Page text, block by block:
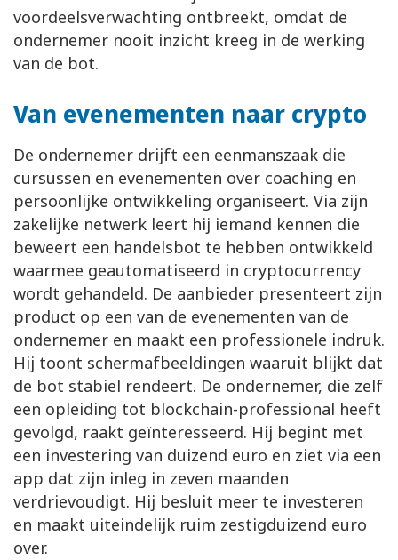
voordeelsverwachting ontbreekt, omdat de
ondernemer nooit inzicht kreeg in de werking
van de bot.
Van evenementen naar crypto
De ondernemer drijft een eenmanszaak die
cursussen en evenementen over coaching en
persoonlijke ontwikkeling organiseert. Via zijn
zakelijke netwerk leert hij iemand kennen die
beweert een handelsbot te hebben ontwikkeld
waarmee geautomatiseerd in cryptocurrency
wordt gehandeld. De aanbieder presenteert zijn
product op een van de evenementen van de
ondernemer en maakt een professionele indruk.
Hij toont schermafbeeldingen waaruit blijkt dat
de bot stabiel rendeert. De ondernemer, die zelf
een opleiding tot blockchain-professional heeft
gevolgd, raakt geïnteresseerd. Hij begint met
een investering van duizend euro en ziet via een
app dat zijn inleg in zeven maanden
verdrievoudigt. Hij besluit meer te investeren
en maakt uiteindelijk ruim zestigduizend euro
over.